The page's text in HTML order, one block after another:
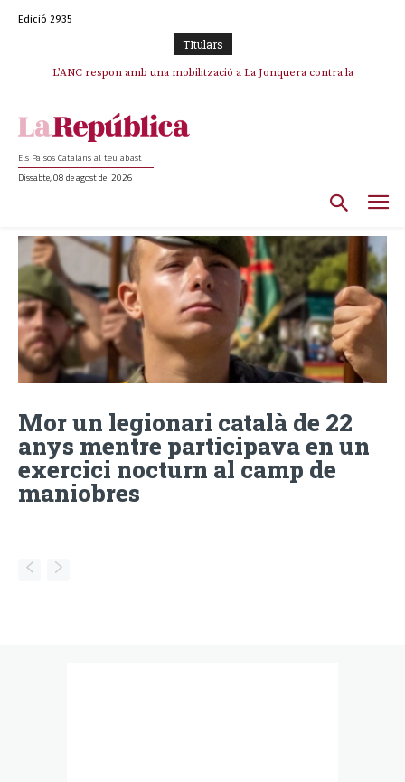
Edició 2935
TItulars
L’ANC respon amb una mobilització a La Jonquera contra la
Els Països Catalans al teu abast
Dissabte, 08 de agost del 2026
Mor un legionari català de 22
anys mentre participava en un
exercici nocturn al camp de
maniobres